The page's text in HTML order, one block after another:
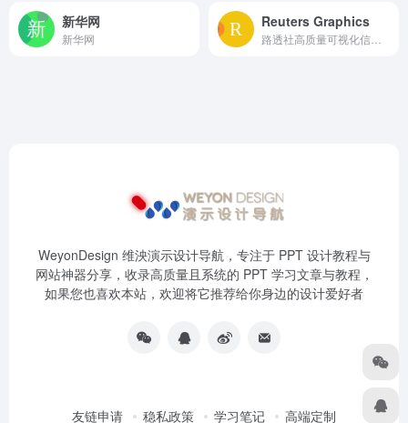
新华网
新华网
Reuters Graphics
WeyonDesign 维泱演示设计导航，专注于 PPT 设计教程与
网站神器分享，收录高质量且系统的 PPT 学习文章与教程，
如果您也喜欢本站，欢迎将它推荐给你身边的设计爱好者
友链申请 稳私政策 学习笔记 高端定制